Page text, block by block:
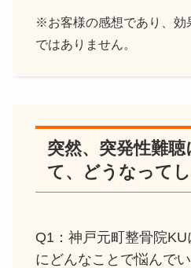
※お客様の感想であり、効
ではありません。
突然、突発性難
て、どうなって
Q1：神戸元町整骨院
にどんなことで悩んで